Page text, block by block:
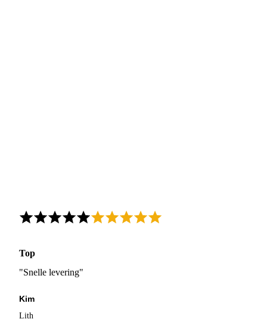
Top
"Snelle levering"
Kim
Lith